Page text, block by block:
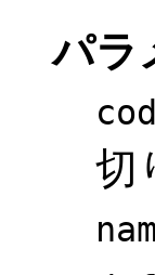
パラ
切